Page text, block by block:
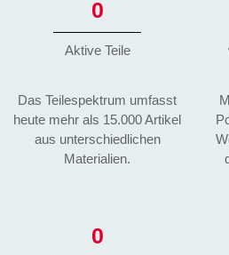
0
Aktive Teile
Das Teilespektrum umfasst
heute mehr als 15.000 Artikel
aus unterschiedlichen
Materialien.
0